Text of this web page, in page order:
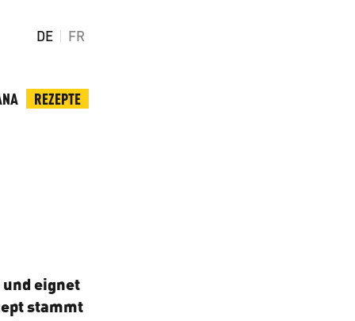
DE FR
REZEPTE
eignet
stammt